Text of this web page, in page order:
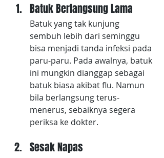
Batuk Berlangsung Lama
Batuk yang tak kunjung
sembuh lebih dari seminggu
bisa menjadi tanda infeksi pada
paru-paru. Pada awalnya, batuk
ini mungkin dianggap sebagai
batuk biasa akibat flu. Namun
bila berlangsung terus-
menerus, sebaiknya segera
periksa ke dokter.
Sesak Napas